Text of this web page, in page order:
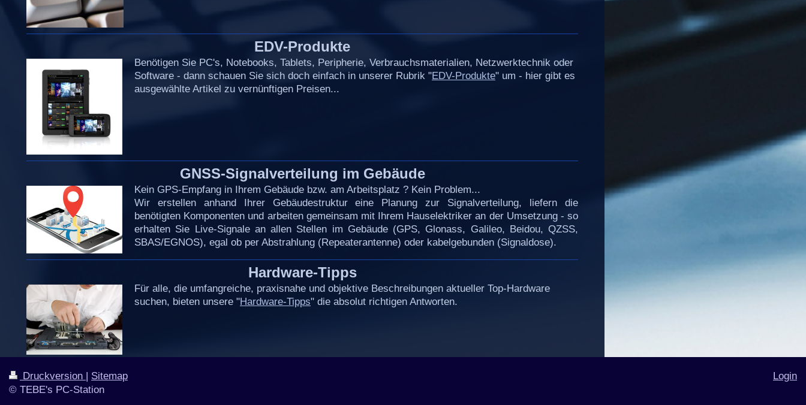
EDV-Produkte
Benötigen Sie PC's, Notebooks, Tablets, Peripherie, Verbrauchsmaterialien, Netzwerktechnik oder
Software - dann schauen Sie sich doch einfach in unserer Rubrik "EDV-Produkte" um - hier gibt es
ausgewählte Artikel zu vernünftigen Preisen...
GNSS-Signalverteilung im Gebäude
Kein GPS-Empfang in Ihrem Gebäude bzw. am Arbeitsplatz ? Kein Problem...
Wir erstellen anhand Ihrer Gebäudestruktur eine Planung zur Signalverteilung, liefern die
benötigten Komponenten und arbeiten gemeinsam mit Ihrem Hauselektriker an der Umsetzung - so
erhalten Sie Live-Signale an allen Stellen im Gebäude (GPS, Glonass, Galileo, Beidou, QZSS,
SBAS/EGNOS), egal ob per Abstrahlung (Repeaterantenne) oder kabelgebunden (Signaldose).
Hardware-Tipps
Für alle, die umfangreiche, praxisnahe und objektive Beschreibungen aktueller Top-Hardware
suchen, bieten unsere "Hardware-Tipps" die absolut richtigen Antworten.
Druckversion | Sitemap
© TEBE's PC-Station
Login